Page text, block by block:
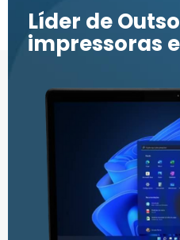
Líder de
impressoras